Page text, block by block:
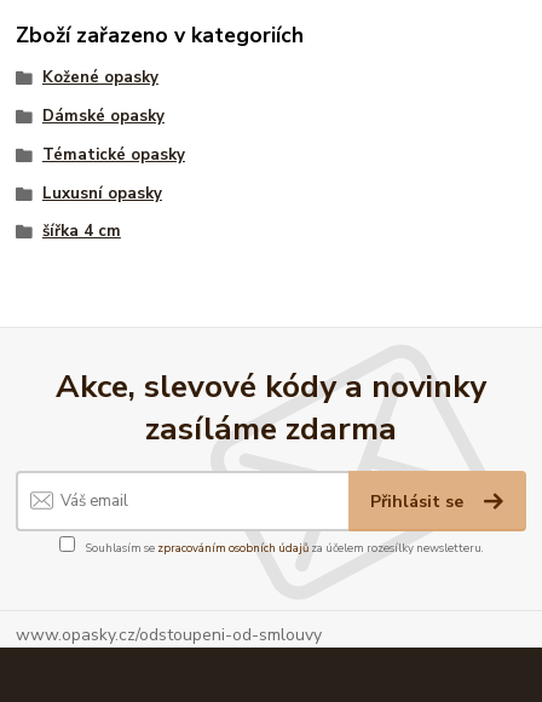
Zboží zařazeno v kategoriích
Kožené opasky
Dámské opasky
Tématické opasky
Luxusní opasky
šířka 4 cm
Akce, slevové kódy a novinky
zasíláme zdarma
Přihlásit se
Souhlasím se zpracováním osobních údajůza účelem rozesílky newsletteru.
www.opasky.cz/odstoupeni-od-smlouvy